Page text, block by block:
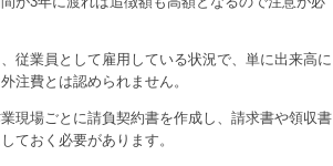
従業員として雇用している状況で、単に出来高に
注費とは認められません。
現場ごとに請負契約書を作成し、請求書や領収書
ておく必要があります。